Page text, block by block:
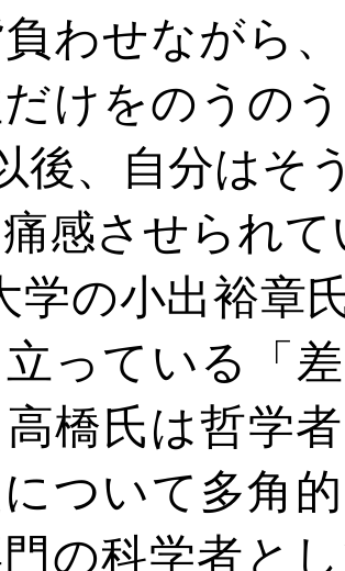
わせながら
けをのうの
後、自分はそ
感させられ
学の小出裕章
っている「
橋氏は哲学
ついて多角
の科学者と